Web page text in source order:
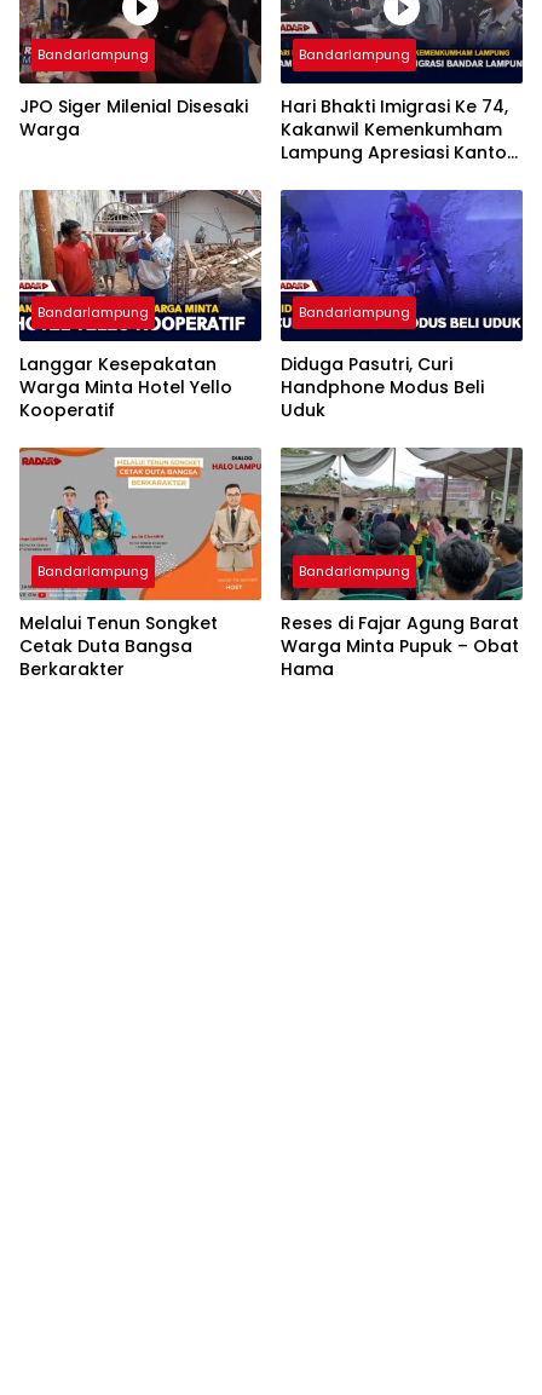
Bandarlampung
JPO Siger Milenial Disesaki
Warga
Bandarlampung
Hari Bhakti Imigrasi Ke 74,
Kakanwil Kemenkumham
Lampung Apresiasi Kantor
Bandarlampung
Langgar Kesepakatan
Warga Minta Hotel Yello
Kooperatif
Bandarlampung
Diduga Pasutri, Curi
Handphone Modus Beli
Uduk
Bandarlampung
Melalui Tenun Songket
Cetak Duta Bangsa
Berkarakter
Bandarlampung
Reses di Fajar Agung Barat
Warga Minta Pupuk – Obat
Hama